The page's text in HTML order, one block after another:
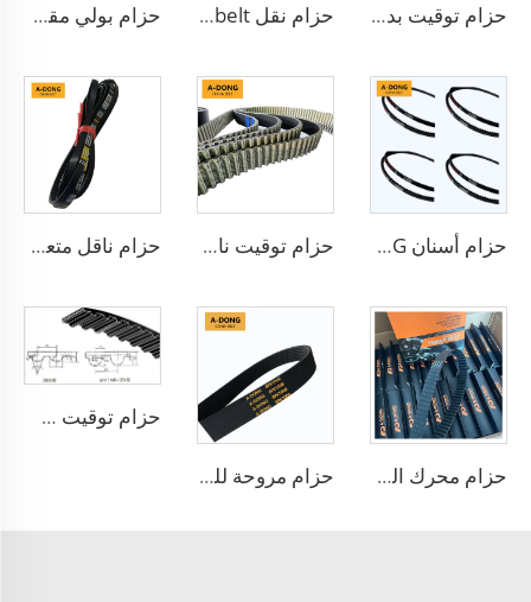
حزام توقيت بدون ضوضاء، أنواع مختلفة من أسنان الحزام، لحماية محركات السيارات، مواد HNBR/CR من مصنع في الصين حزام نقل V-belt كهربائي فعال 13X900LA بأسنان مطاطية لنقل الحركة بالتروس، حزام الدينامو حزام بولي مقولب/5PK1173 من مادة EPDM، مناسب لمحركات السباق، عالي الجودة
حزام أسنان A-DONG أحزمة نقل عالية الأداء حزام توقيت ناقل الحركة الآلي من مادة المطاط حسب الطلب، منتج جديد بمواصفات OEM حزام ناقل متعدد الأضلاع 4pk665 لسيارة شيفروليه أفيو
حزام محرك السيارة حزام توقيت مطلي حزام مروحة للسيارة 6PK حزام نقل محرك حزام Poly V
حزام توقيت RU، YU، MR، S8M مع علامة A-DONG